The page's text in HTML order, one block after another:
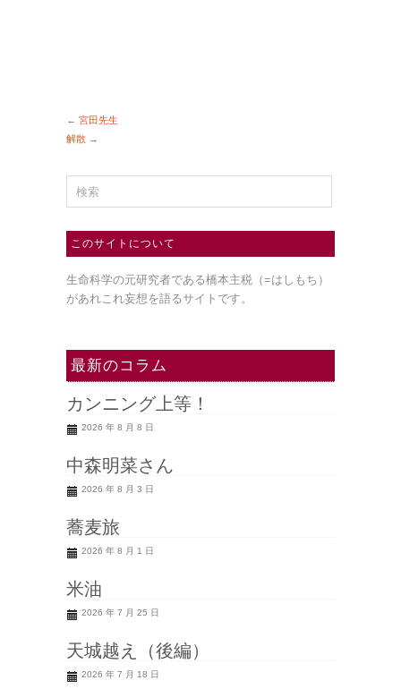
← 宮田先生
解散 →
このサイトについて
生命科学の元研究者である橋本主税（=はしもち）
があれこれ妄想を語るサイトです。
最新のコラム
カンニング上等！
2026 年 8 月 8 日
中森明菜さん
2026 年 8 月 3 日
蕎麦旅
2026 年 8 月 1 日
米油
2026 年 7 月 25 日
天城越え（後編）
2026 年 7 月 18 日